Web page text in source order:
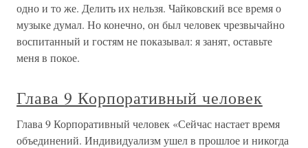
одно и то же. Делить их нельзя. Чайковский все время о
музыке думал. Но конечно, он был человек чрезвычайно
воспитанный и гостям не показывал: я занят, оставьте
меня в покое.
Глава 9 Корпоративный человек
Глава 9 Корпоративный человек «Сейчас настает время
объединений. Индивидуализм ушел в прошлое и никогда